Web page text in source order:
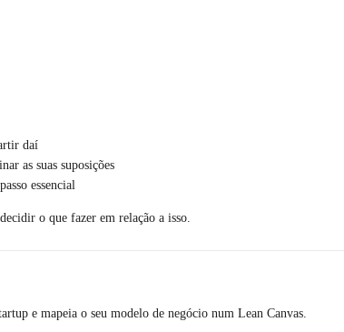
daí
as suas suposições
essencial
o que fazer em relação a isso.
e mapeia o seu modelo de negócio num Lean Canvas.